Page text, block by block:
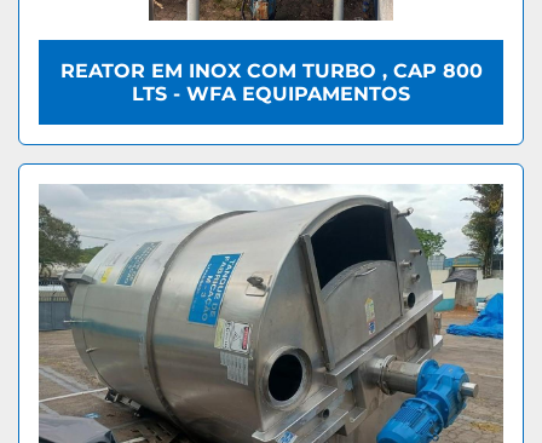
REATOR EM INOX COM TURBO , CAP 800
LTS - WFA EQUIPAMENTOS